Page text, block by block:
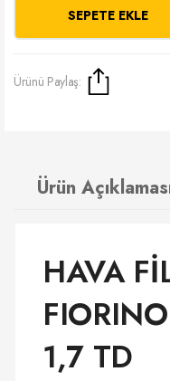
SEPETE EKLE
Ürünü Paylaş:
Ürün
HAVA
1,7 TD